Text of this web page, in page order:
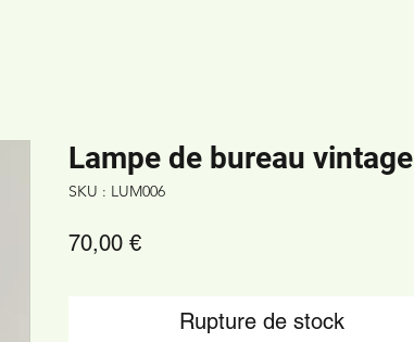
Lampe de bureau vintage
SKU : LUM006
70,00 €Prix
Rupture de stock